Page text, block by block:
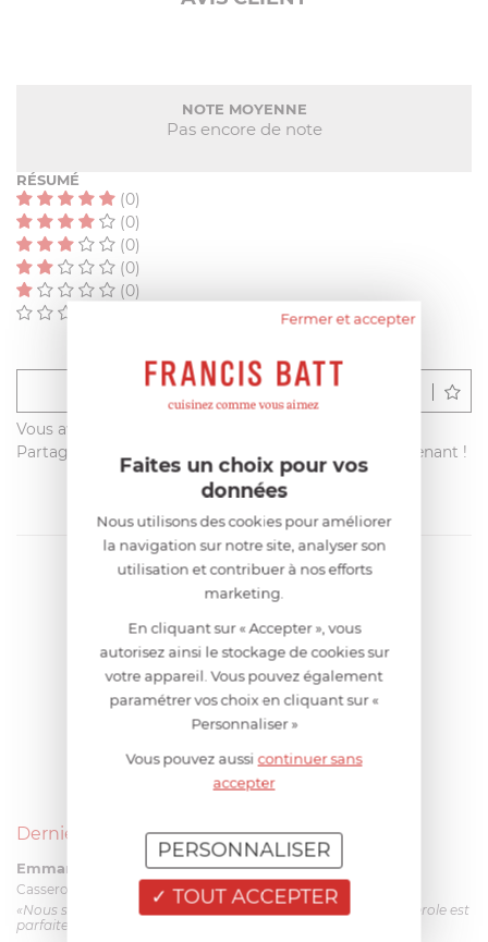
NOTE MOYENNE
Pas encore de note
RÉSUMÉ
(0)
(0)
(0)
(0)
(0)
Déposer un avis
Vous avez acheté ce produit sur francisbatt.com ?
Partagez votre avis avec les autres clients dès maintenant !
Derniers avis produits
Emmanuel 56 ansle 23/06/2026 à 12:04
Casserole mini 9 cm Castelpro 5 ply poignée fixe
«Nous sommes dans un produit de haute qualité. Cette casserole est
parfaite pour l'élaboration des sauces et vient complé...»
Fermer et accepter
Faites un choix pour vos
données
Nous utilisons des cookies pour améliorer
la navigation sur notre site, analyser son
utilisation et contribuer à nos efforts
marketing.
En cliquant sur « Accepter », vous
autorisez ainsi le stockage de cookies sur
votre appareil. Vous pouvez également
paramétrer vos choix en cliquant sur «
Personnaliser »
Vous pouvez aussicontinuer sans
accepter
TOUT ACCEPTER
PERSONNALISER